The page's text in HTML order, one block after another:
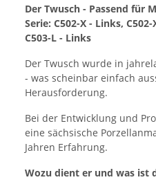
Der Twusch - Passend für
Serie: C502-X - Links,
C503-L - Links
Der Twusch wurde in
- was scheinbar einfach
Herausforderung.
Bei der Entwicklung und
eine sächsische
Jahren Erfahrung.
Wozu dient er und was ist